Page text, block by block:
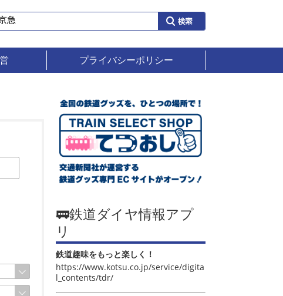
プライバシーポリシー
🚃鉄道ダイヤ情報アプ
リ
鉄道趣味をもっと楽しく！
https://www.kotsu.co.jp/service/digita
l_contents/tdr/